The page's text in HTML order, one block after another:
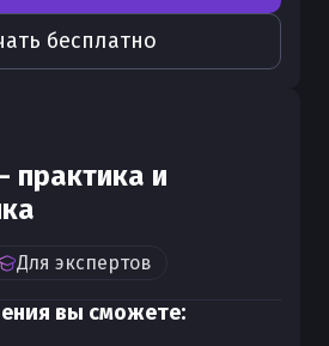
бесплатно
практика и
Для экспертов
вы сможете: